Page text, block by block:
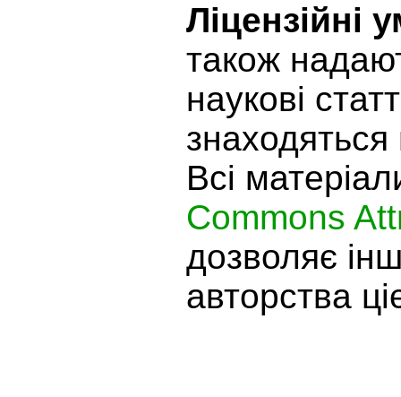
Ліцензійні
також
наукові
знаходяться
Всі
Commons
дозволяє
авторства